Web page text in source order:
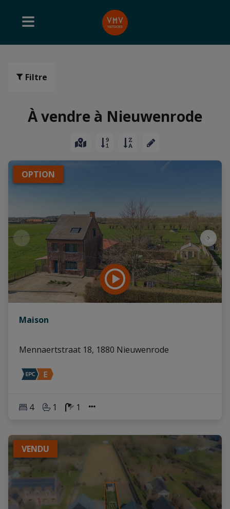
Filtre
À vendre à Nieuwenrode
OPTION
Maison
Mennaertstraat 18, 1880 Nieuwenrode
4 1 1
VENDU